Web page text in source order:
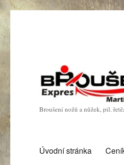
Broušení nožů a nůžek, pil.
Úvodní stránka